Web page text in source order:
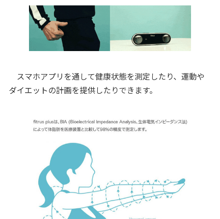
スマホアプリを通して健康状態を測定したり、運動や
ダイエットの計画を提供したりできます。